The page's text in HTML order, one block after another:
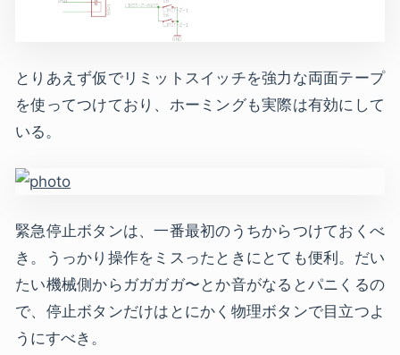
とりあえず仮でリミットスイッチを強力な両面テープ
を使ってつけており、ホーミングも実際は有効にして
いる。
緊急停止ボタンは、一番最初のうちからつけておくべ
き。うっかり操作をミスったときにとても便利。だい
たい機械側からガガガガ〜とか音がなるとパニくるの
で、停止ボタンだけはとにかく物理ボタンで目立つよ
うにすべき。